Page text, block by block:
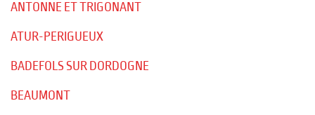
ANTONNE ET TRIGONANT
ATUR-PERIGUEUX
BADEFOLS SUR DORDOGNE
BEAUMONT